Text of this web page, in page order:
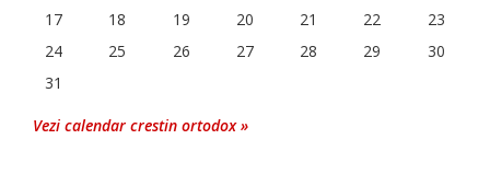
17
18 19 20 21 22
23
24
25 26 27 28 29
30
31
Vezi calendar crestin ortodox »